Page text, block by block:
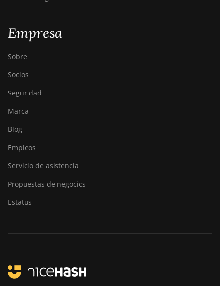
Empresa
Sobre
Socios
Seguridad
Marca
Blog
Empleos
Servicio de asistencia
Propuestas de negocios
Estatus